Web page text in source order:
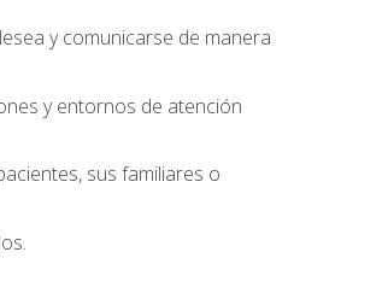
y comunicarse de manera
y entornos de atención
sus familiares o